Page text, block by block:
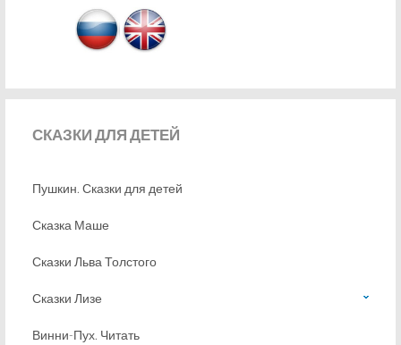
СКАЗКИДЛЯ ДЕТЕЙ
Пушкин. Сказки для детей
Сказка Маше
Сказки Льва Толстого
Сказки Лизе
Винни-Пух. Читать